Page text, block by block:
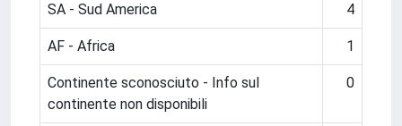
SA - Sud America 4
AF - Africa 1
Continente sconosciuto - Info sul
continente non disponibili
0